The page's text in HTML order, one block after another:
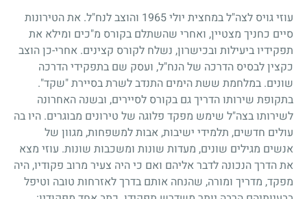
עוזי גויס לצה"ל במחצית יולי1965 והוצב לנח"ל. את הטירונות
סיים כחניך מצטיין, ואחרי שהשתלם בקורס מ"כים ומילא את
תפקידיו ביעילות ובכישרון, נשלח לקורס קצינים. אחרי-כן הוצב
כקצין לבסיס הדרכה של הנח"ל, ועסק שם בתפקידי הדרכה
שונים. במלחמת ששת הימים התנדב לשרת בסיירת "שקד".
בתקופת שירותו הדריך גם בקורס לסיירים, ובשנה האחרונה
לשירותו בצה"ל שימש מפקד פלוגה של טירונים מבוגרים. היו בה
עולים חדשים, תלמידי ישיבות, אבות למשפחות, מגוון של
אנשים מגילים שונים, מעדות שונות ומשכבות שונות. עוזי מצא
את הדרך הנכונה לדבר אליהם ואם כי היה צעיר מרוב פקודיו, היה
מפקד, מדריך ומורה, שהנחה אותם בדרך לאזרחות טובה וטיפל